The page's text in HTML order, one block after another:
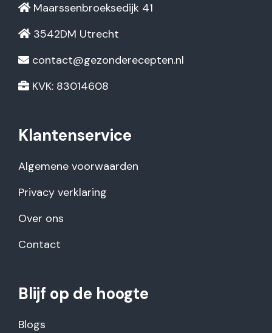
Maarssenbroeksedijk 41
3542DM Utrecht
contact@gezonderecepten.nl
KVK: 83014608
Klantenservice
Algemene voorwaarden
Privacy verklaring
Over ons
Contact
Blijf op de hoogte
Blogs